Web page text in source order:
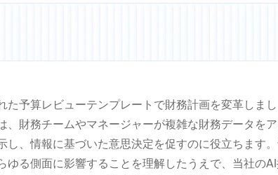
た予算レビューテンプレートで財務計画を変革しま
、財務チームやマネージャーが複雑な財務データを
し、情報に基づいた意思決定を促すのに役立ちます
ゆる側面に影響することを理解したうえで、当社の